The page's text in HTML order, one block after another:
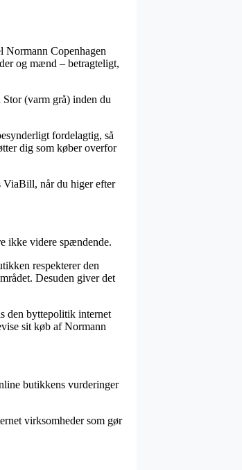
Normann Copenhagen
og mænd – betragteligt,
(varm grå) inden du
fordelagtig, så
dig som køber overfor
ViaBill, når du higer efter
ikke videre spændende.
respekterer den
Desuden giver det
den byttepolitik internet
sit køb af Normann
butikkens vurderinger
virksomheder som gør